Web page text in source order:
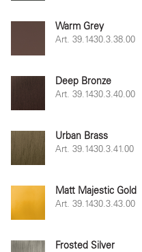
Warm Grey
Art. 39.1430.3.38.00
Deep Bronze
Art. 39.1430.3.40.00
Urban Brass
Art. 39.1430.3.41.00
Matt Majestic Gold
Art. 39.1430.3.43.00
Frosted Silver